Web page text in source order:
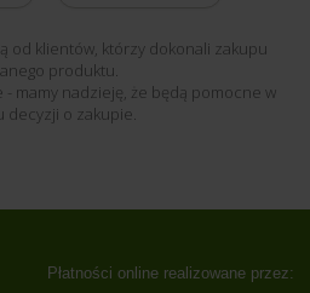
od klientów, którzy dokonali zakupu
produktu.
mamy nadzieję, że będą pomocne w
decyzji o zakupie.
Płatności online realizowane przez: